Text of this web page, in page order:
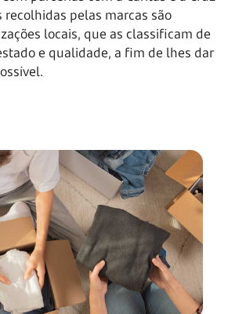
recolhidas pelas marcas são
locais, que as classificam de
e qualidade, a fim de lhes dar